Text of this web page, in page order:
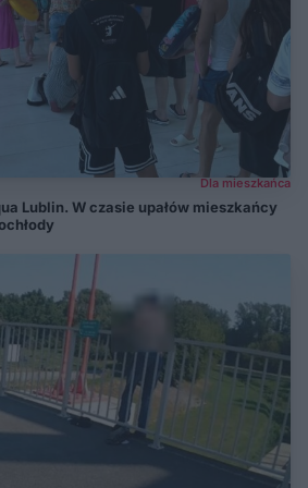
Dla mieszkańca
Lublin. W czasie upałów mieszkańcy